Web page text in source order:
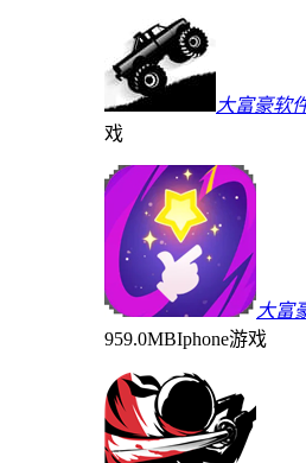
大富豪软
戏
大富
959.0MBIphone游戏